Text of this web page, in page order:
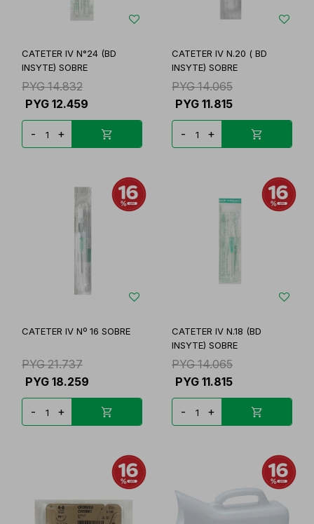
CATETER IV N°24 (BD
INSYTE) SOBRE
PYG 14.832
PYG 12.459
- +
CATETER IV N.20 ( BD
INSYTE) SOBRE
PYG 14.065
PYG 11.815
- +
CATETER IV Nº 16 SOBRE
PYG 21.737
PYG 18.259
- +
CATETER IV N.18 (BD
INSYTE) SOBRE
PYG 14.065
PYG 11.815
- +